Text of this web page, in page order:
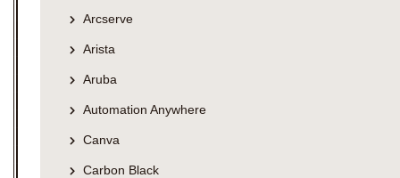
Arcserve
Arista
Aruba
Automation Anywhere
Canva
Carbon Black